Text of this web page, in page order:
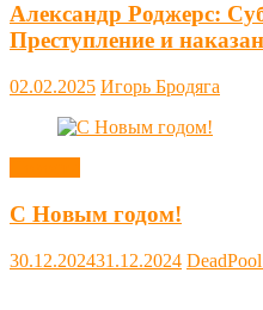
Александр Роджерс:
Преступление и
02.02.2025 Игорь Бродяга
С Новым годом!
30.12.202431.12.2024 DeadPool